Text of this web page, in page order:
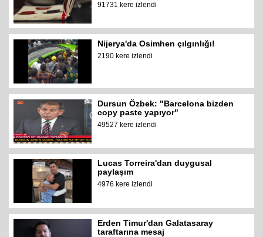
91731 kere izlendi
Nijerya'da Osimhen çılgınlığı!
2190 kere izlendi
Dursun Özbek: "Barcelona bizden
copy paste yapıyor"
49527 kere izlendi
Lucas Torreira'dan duygusal
paylaşım
4976 kere izlendi
Erden Timur'dan Galatasaray
taraftarına mesaj